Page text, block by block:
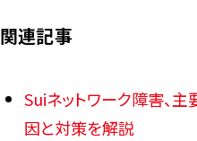
関連記事
Suiネットワーク障害、
因と対策を解説